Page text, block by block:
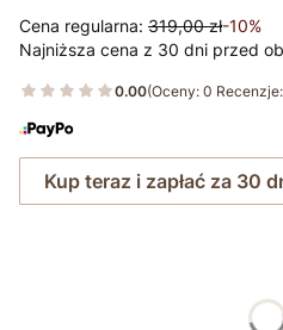
Cena regularna: 319,00 zł-10%
Najniższa cena z 30 dni przed
0.00(Oceny: 0
Kup teraz i zapłać za 30